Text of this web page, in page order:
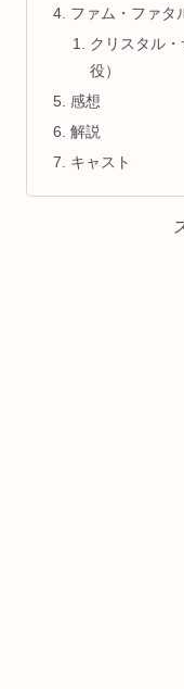
ファム・ファタ
クリスタル
役）
感想
解説
キャスト